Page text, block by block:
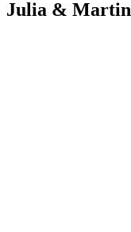
Julia & Martin